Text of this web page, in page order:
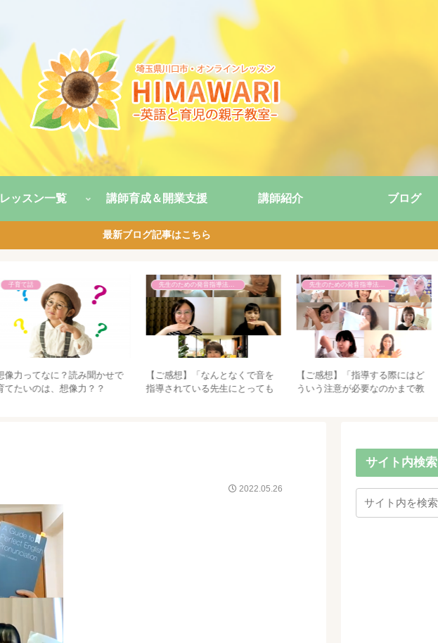
レッスン一覧 講師育成＆開業支援 講師紹介 ブログ
最新ブログ記事はこちら
親子英語レッスン
ハロウィーン 英語 ゲーム＆アク
ティビティ紹介 ーBINGO、Who
子育て話
最後のおむつなし育児講座
お知らせ
やったー！
2022.05.26
サイト内検索